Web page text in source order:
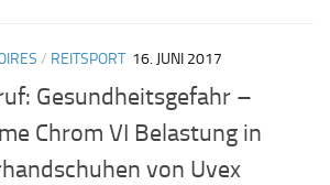
/ REITSPORT 16. JUNI 2017
Gesundheitsgefahr –
Chrom VI Belastung in
von Uvex